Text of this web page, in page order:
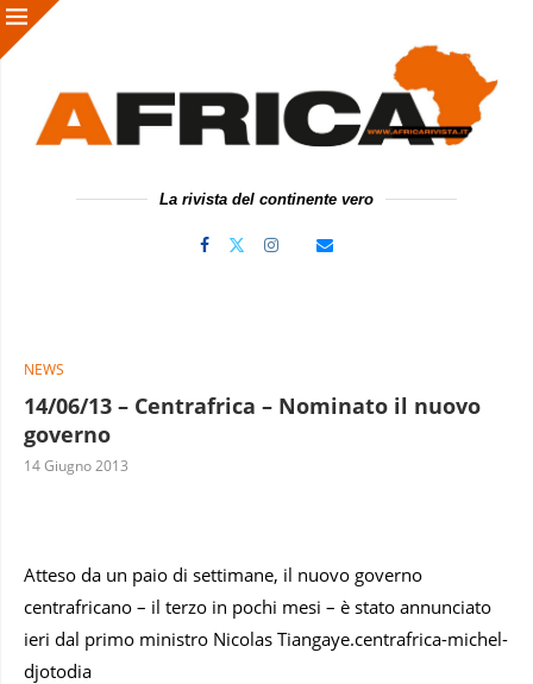
La rivista del continente vero
NEWS
14/06/13 – Centrafrica – Nominato il nuovo
governo
14 Giugno 2013
Atteso da un paio di settimane, il nuovo governo
centrafricano – il terzo in pochi mesi – è stato annunciato
ieri dal primo ministro Nicolas Tiangaye.centrafrica-michel-
djotodia